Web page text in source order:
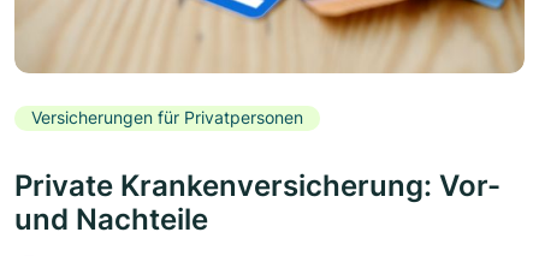
Versicherungen für Privatpersonen
Private Krankenversicherung: Vor-
und Nachteile